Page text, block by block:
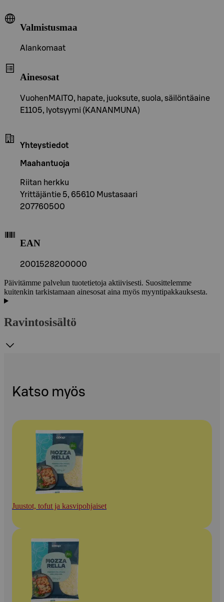
Valmistusmaa
Alankomaat
Ainesosat
VuohenMAITO, hapate, juoksute, suola, säilöntäaine
E1105, lyotsyymi (KANANMUNA)
Yhteystiedot
Maahantuoja
Riitan herkku
Yrittäjäntie 5, 65610 Mustasaari
207760500
EAN
2001528200000
Päivitämme palvelun tuotetietoja aktiivisesti. Suosittelemme
kuitenkin tarkistamaan ainesosat aina myös myyntipakkauksesta.
Ravintosisältö
Katso myös
Juustot, tofut ja kasvipohjaiset